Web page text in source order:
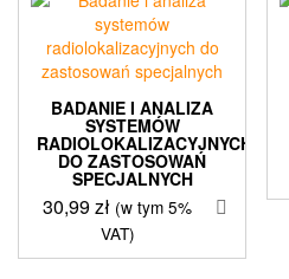
BADANIE I ANALIZA
SYSTEMÓW
RADIOLOKALIZACYJNYCH
DO ZASTOSOWAŃ
SPECJALNYCH
30,99zł (w tym 5%
VAT)